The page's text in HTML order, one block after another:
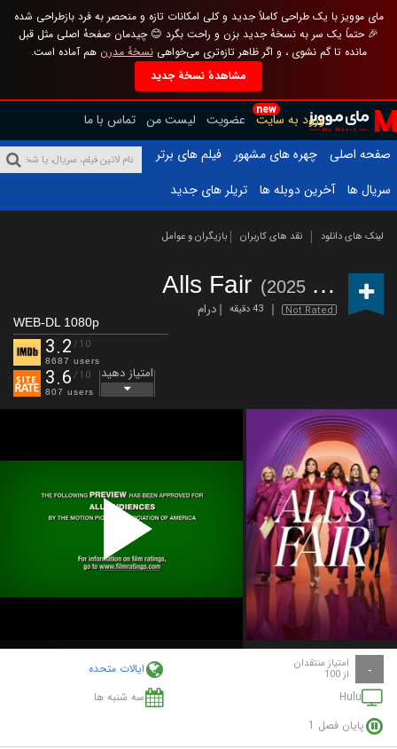
مای موویز با یک طراحی کاملاً جدید و کلی امکانات تازه و منحصر به فرد بازطراحی شده
🎉 حتماً یک سر به نسخهٔ جدید بزن و راحت بگرد 😊 چیدمان صفحهٔ اصلی مثل قبل
مانده تا گم نشوی ، و اگر ظاهر تازه‌تری می‌خواهینسخهٔ مدرن هم آماده است.
مشاهدهٔ نسخهٔ جدید
new
ورود به سایت عضویت لیست من تماس با ما
صفحه اصلی
چهره های مشهور
فیلم های برتر
سریال ها
آخرین دوبله ها تریلر های جدید
لینک های دانلود نقد های کاربران بازیگران و عوامل
Alls Fair (2025 – )
Not Rated 43 دقیقه درام
WEB-DL 1080p
3.2 /10
8687 users
3.6 /10
807 users
امتیاز دهید
Play
Video
- امتیاز منتقدان
از 100
ایالات متحده
Hulu
سه شنبه ها
پایان فصل 1